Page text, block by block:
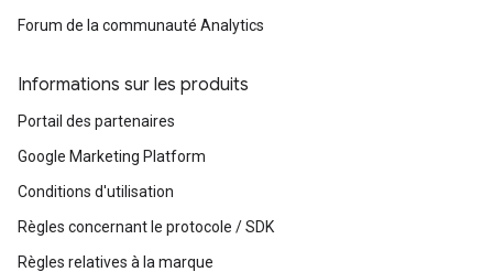
Forum de la communauté Analytics
Informations sur les produits
Portail des partenaires
Google Marketing Platform
Conditions d'utilisation
Règles concernant le protocole / SDK
Règles relatives à la marque